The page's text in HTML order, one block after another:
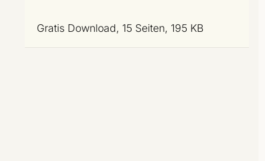
Gratis Download, 15 Seiten, 195 KB